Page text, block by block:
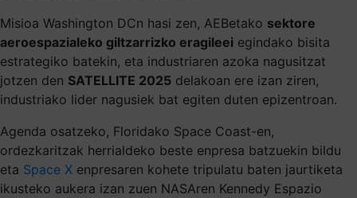
Misioa Washington DCn hasi zen, AEBetako sektore
aeroespazialeko giltzarrizko eragileei egindako bisita
estrategiko batekin, eta industriaren azoka nagusitzat
jotzen den SATELLITE 2025 delakoan ere izan ziren,
industriako lider nagusiek bat egiten duten epizentroan.
Agenda osatzeko, Floridako Space Coast-en,
ordezkaritzak herrialdeko beste enpresa batzuekin bildu
eta Space X enpresaren kohete tripulatu baten jaurtiketa
ikusteko aukera izan zuen NASAren Kennedy Espazio